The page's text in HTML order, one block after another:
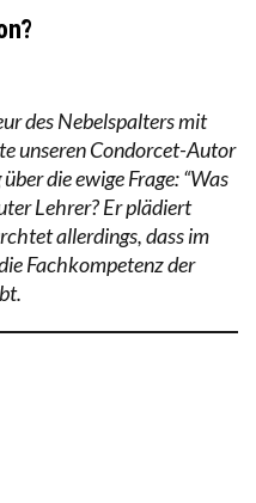
des Nebelspalters mit
unseren Condorcet-Autor
die ewige Frage: “Was
Lehrer? Er plädiert
allerdings, dass im
Fachkompetenz der